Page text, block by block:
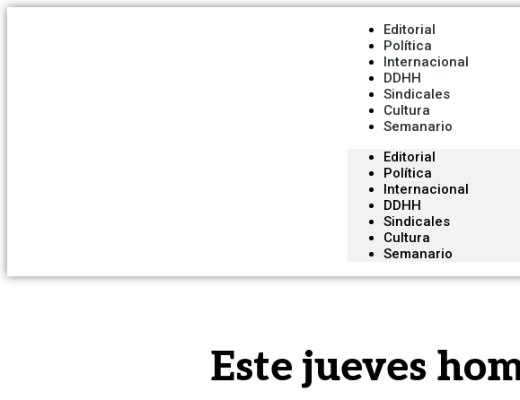
Editorial
Política
Internacional
DDHH
Sindicales
Cultura
Semanario
Editorial
Política
Internacional
DDHH
Sindicales
Cultura
Semanario
Este jueves